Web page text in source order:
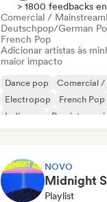
> 1800 feedbacks
Comercial / Mainstream
Deutschpop/German
French Pop
Adicionar artistas às
maior impacto
Dance pop
Comercial /
Electropop
French Pop
Indie pop
Pop
NOVO
Playlist